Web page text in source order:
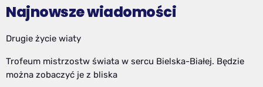
Najnowsze wiadomości
Drugie życie wiaty
Trofeum mistrzostw świata w sercu Bielska-Białej. Będzie
można zobaczyć je z bliska